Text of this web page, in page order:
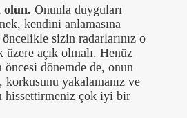
olun. Onunla duyguları
kendini anlamasına
sizin radarlarınız o
üzere açık olmalı. Henüz
dönemde de, onun
korkusunu yakalamanız ve
hissettirmeniz çok iyi bir